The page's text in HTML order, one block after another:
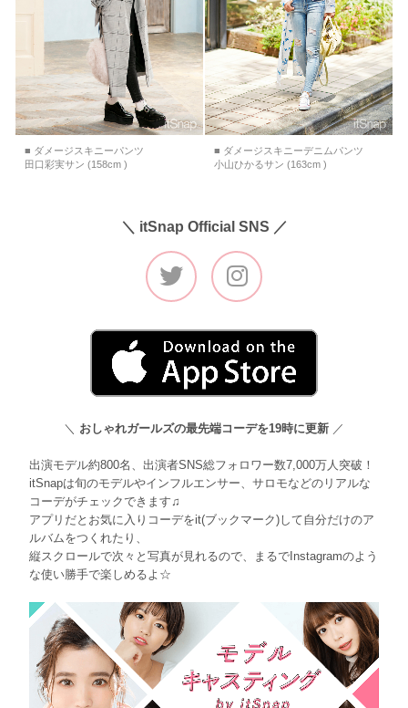
■ ダメージスキニーパンツ
田口彩実サン (158cm )
■ ダメージスキニーデニムパンツ
小山ひかるサン (163cm )
＼ itSnap Official SNS ／
＼ おしゃれガールズの最先端コーデを19時に更新 ／
出演モデル約800名、出演者SNS総フォロワー数7,000万人突破！
itSnapは旬のモデルやインフルエンサー、サロモなどのリアルな
コーデがチェックできます♫
アプリだとお気に入りコーデをit(ブックマーク)して自分だけのア
ルバムをつくれたり、
縦スクロールで次々と写真が見れるので、まるでInstagramのよう
な使い勝手で楽しめるよ☆